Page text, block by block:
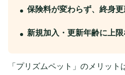
保険料が変わらず、終身
新規加入・更新年齢に上限
「プリズムペット」のメリッ